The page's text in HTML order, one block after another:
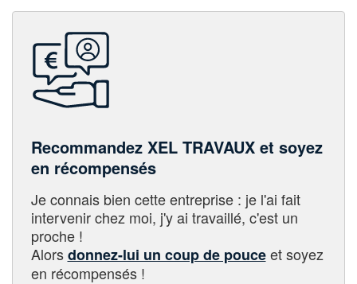
Recommandez XEL TRAVAUX et soyez
en récompensés
Je connais bien cette entreprise : je l'ai fait
intervenir chez moi, j'y ai travaillé, c'est un
proche !
Alorsdonnez-lui un coup de pouceet soyez
en récompensés !